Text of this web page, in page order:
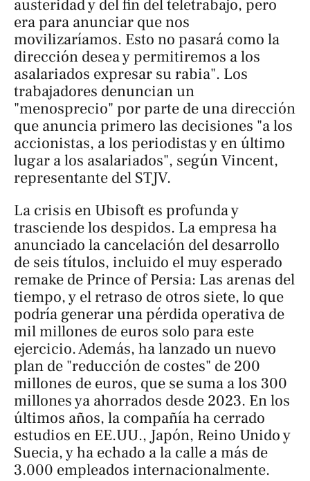
austeridad y del fin del teletrabajo, pero
era para anunciar que nos
movilizaríamos. Esto no pasará como la
dirección desea y permitiremos a los
asalariados expresar su rabia". Los
trabajadores denuncian un
"menosprecio" por parte de una dirección
que anuncia primero las decisiones "a los
accionistas, a los periodistas y en último
lugar a los asalariados", según Vincent,
representante del STJV.
La crisis en Ubisoft es profunda y
trasciende los despidos. La empresa ha
anunciado la cancelación del desarrollo
de seis títulos, incluido el muy esperado
remake de Prince of Persia: Las arenas del
tiempo, y el retraso de otros siete, lo que
podría generar una pérdida operativa de
mil millones de euros solo para este
ejercicio. Además, ha lanzado un nuevo
plan de "reducción de costes" de 200
millones de euros, que se suma a los 300
millones ya ahorrados desde 2023. En los
últimos años, la compañía ha cerrado
estudios en EE.UU., Japón, Reino Unido y
Suecia, y ha echado a la calle a más de
3.000 empleados internacionalmente.